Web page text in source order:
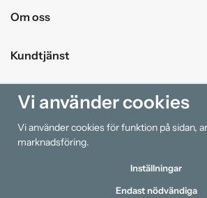
Om oss
Kundtjänst
Handla
Information
Vi använder cookies
Vi använder cookies för funktion på sidan,
marknadsföring.
Inställningar
Endast nödvändiga